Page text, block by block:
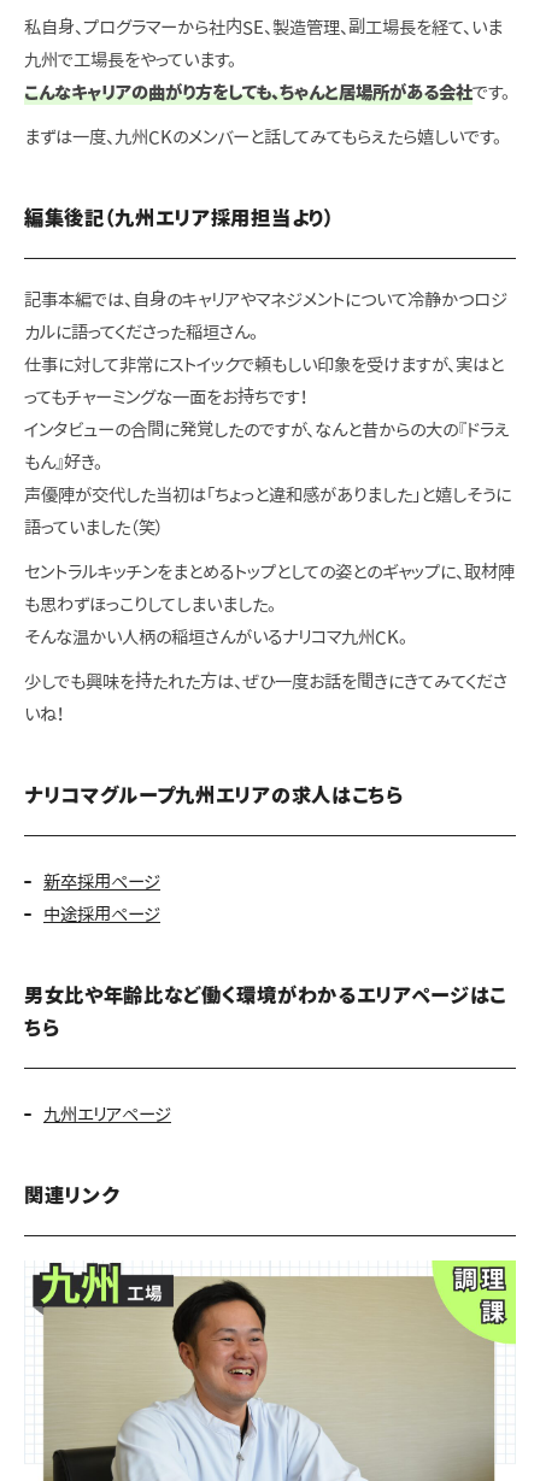
私自身、プログラマーから社内SE、製造管理、副工場長を経て、いま
九州で工場長をやっています。
こんなキャリアの曲がり方をしても、ちゃんと居場所がある会社です。
まずは一度、九州CKのメンバーと話してみてもらえたら嬉しいです。
編集後記（九州エリア採用担当より）
記事本編では、自身のキャリアやマネジメントについて冷静かつロジ
カルに語ってくださった稲垣さん。
仕事に対して非常にストイックで頼もしい印象を受けますが、実はと
ってもチャーミングな一面をお持ちです！
インタビューの合間に発覚したのですが、なんと昔からの大の『ドラえ
もん』好き。
声優陣が交代した当初は「ちょっと違和感がありました」と嬉しそうに
語っていました（笑）
セントラルキッチンをまとめるトップとしての姿とのギャップに、取材陣
も思わずほっこりしてしまいました。
そんな温かい人柄の稲垣さんがいるナリコマ九州CK。
少しでも興味を持たれた方は、ぜひ一度お話を聞きにきてみてくださ
いね！
ナリコマグループ九州エリアの求人はこちら
新卒採用ページ
中途採用ページ
男女比や年齢比など働く環境がわかるエリアページはこ
ちら
九州エリアページ
関連リンク